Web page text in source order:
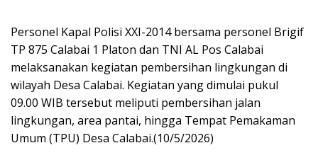
Personel Kapal Polisi XXI-2014 bersama personel Brigif
TP 875 Calabai 1 Platon dan TNI AL Pos Calabai
melaksanakan kegiatan pembersihan lingkungan di
wilayah Desa Calabai. Kegiatan yang dimulai pukul
09.00 WIB tersebut meliputi pembersihan jalan
lingkungan, area pantai, hingga Tempat Pemakaman
Umum (TPU) Desa Calabai.(10/5/2026)